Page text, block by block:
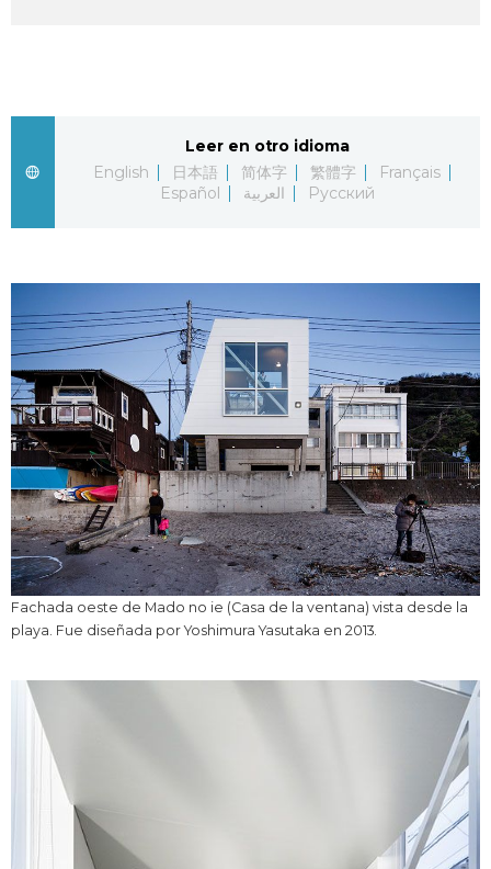
Blog
Avisos
Leer en otro idioma
English
日本語 简体字 繁體字
Français
Español
العربية Русский
Fachada oeste de Mado no ie (Casa de la ventana) vista desde la
playa. Fue diseñada por Yoshimura Yasutaka en 2013.